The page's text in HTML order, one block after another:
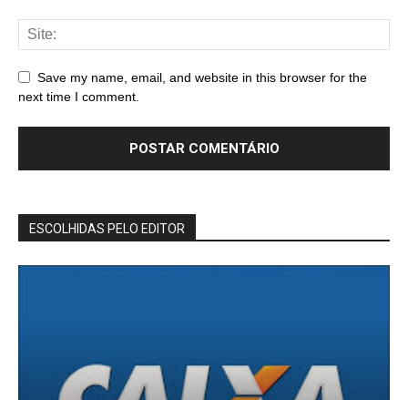
Save my name, email, and website in this browser for the
next time I comment.
ESCOLHIDAS PELO EDITOR